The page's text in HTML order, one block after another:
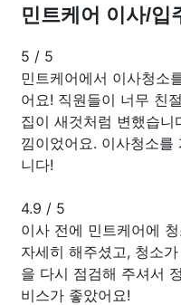
민트케어 이사/입
5 / 5
민트케어에서 이사청소
어요! 직원들이 너무 친
집이 새것처럼 변했습
낌이었어요. 이사청소
니다!
4.9 / 5
이사 전에 민트케어에
자세히 해주셨고, 청소
을 다시 점검해 주셔서
비스가 좋았어요!